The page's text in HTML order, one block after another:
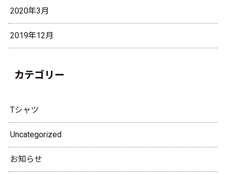
2020年3月
2019年12月
カテゴリー
Tシャツ
Uncategorized
お知らせ